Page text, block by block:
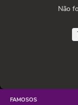
Não
FAMOSOS